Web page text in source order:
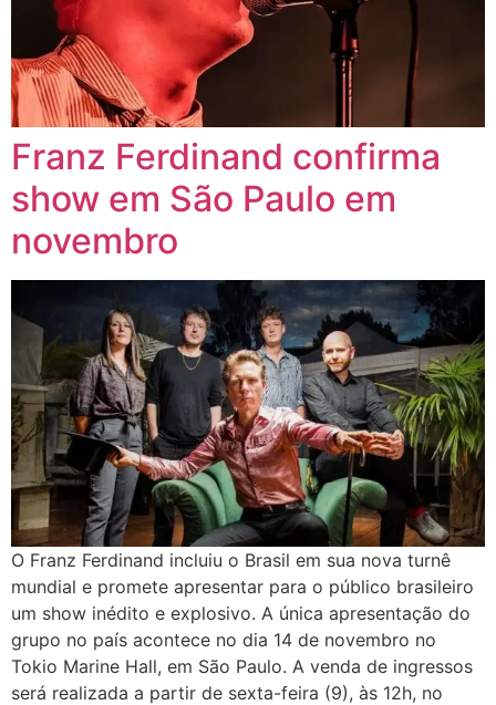
Franz Ferdinand confirma
show em São Paulo em
novembro
O Franz Ferdinand incluiu o Brasil em sua nova turnê
mundial e promete apresentar para o público brasileiro
um show inédito e explosivo. A única apresentação do
grupo no país acontece no dia 14 de novembro no
Tokio Marine Hall, em São Paulo. A venda de ingressos
será realizada a partir de sexta-feira (9), às 12h, no